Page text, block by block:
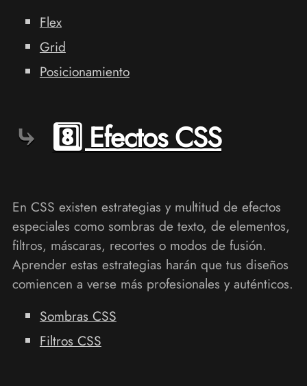
Flex
Grid
Posicionamiento
8️⃣ Efectos CSS
En CSS existen estrategias y multitud de efectos
especiales como sombras de texto, de elementos,
filtros, máscaras, recortes o modos de fusión.
Aprender estas estrategias harán que tus diseños
comiencen a verse más profesionales y auténticos.
Sombras CSS
Filtros CSS